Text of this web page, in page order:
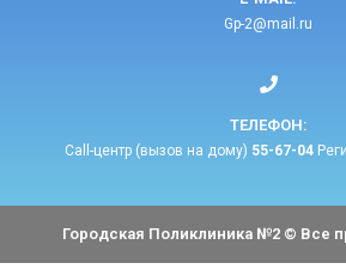
Gp-2@mail.ru​
ТЕЛЕФОН:​
Call-центр (вызов на дому) 55-67-04
Городская Поликлиника №2 © Все